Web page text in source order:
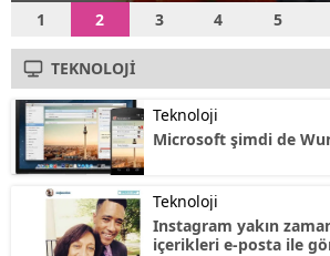
1 2 3 4 5
TEKNOLOJİ
Teknoloji
Microsoft şimdi de
Teknoloji
Instagram yakın
içerikleri e-posta ile